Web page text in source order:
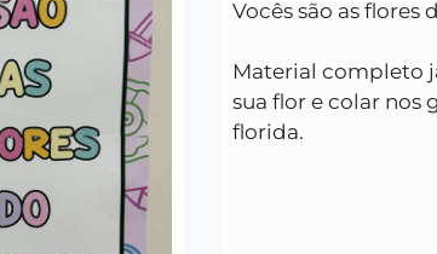
Vocês são as flores
Material completo
sua flor e colar nos
florida.